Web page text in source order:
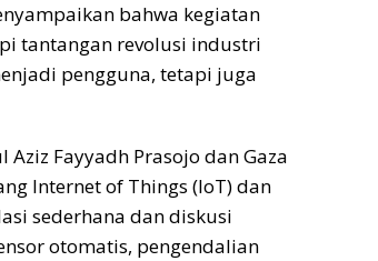
bahwa kegiatan
tantangan revolusi industri
pengguna, tetapi juga
Fayyadh Prasojo dan Gaza
Internet of Things (IoT) dan
sederhana dan diskusi
otomatis, pengendalian